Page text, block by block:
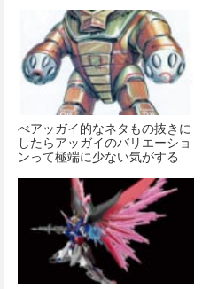
べアッガイ的なネタもの抜きに
したらアッガイのバリエーショ
ンって極端に少ない気がする